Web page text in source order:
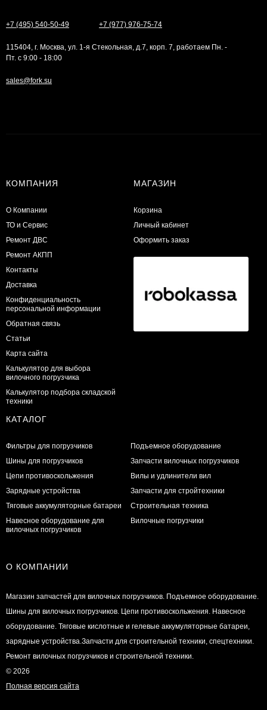
+7 (495) 540-50-49 +7 (977) 976-75-74
115404, г. Москва, ул. 1-я Стекольная, д.7, корп. 7, работаем Пн. -
Пт. с 9:00 - 18:00
sales@fork.su
КОМПАНИЯ
О Компании
ТО и Сервис
​Ремонт ДВС
Ремонт АКПП
Контакты
Доставка
Конфиденциальность
персональной информации
Обратная связь
Статьи
Карта сайта
Калькулятор для выбора
вилочного погрузчика
Калькулятор подбора складской
техники
МАГАЗИН
Корзина
Личный кабинет
Оформить заказ
КАТАЛОГ
Фильтры для погрузчиков
Шины для погрузчиков
Цепи противоскольжения
Зарядные устройства
Тяговые аккумуляторные батареи
Навесное оборудование для
вилочных погрузчиков
Подъемное оборудование
Запчасти вилочных погрузчиков
Вилы и удлинители вил
Запчасти для стройтехники
Строительная техника
Вилочные погрузчики
О КОМПАНИИ
Магазин запчастей для вилочных погрузчиков. Подъемное оборудование.
Шины для вилочных погрузчиков. Цепи противоскольжения. Навесное
оборудование. Тяговые кислотные и гелевые аккумуляторные батареи,
зарядные устройства.Запчасти для строительной техники, спецтехники.
Ремонт вилочных погрузчиков и строительной техники.
© 2026
Полная версия сайта